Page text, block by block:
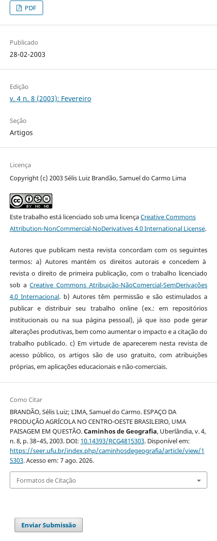
PDF
Publicado
28-02-2003
Edição
v. 4 n. 8 (2003): Fevereiro
Seção
Artigos
Licença
Copyright (c) 2003 Sélis Luiz Brandão, Samuel do Carmo Lima
Este trabalho está licenciado sob uma licençaCreative Commons
Attribution-NonCommercial-NoDerivatives 4.0 International License.
Autores que publicam nesta revista concordam com os seguintes
termos: a) Autores mantém os direitos autorais e concedem à
revista o direito de primeira publicação, com o trabalho licenciado
sob a Creative Commons Atribuição-NãoComercial-SemDerivações
4.0 Internacional. b) Autores têm permissão e são estimulados a
publicar e distribuir seu trabalho online (ex.: em repositórios
institucionais ou na sua página pessoal), já que isso pode gerar
alterações produtivas, bem como aumentar o impacto e a citação do
trabalho publicado. c) Em virtude de aparecerem nesta revista de
acesso público, os artigos são de uso gratuito, com atribuições
próprias, em aplicações educacionais e não-comerciais.
Como Citar
BRANDÃO, Sélis Luiz; LIMA, Samuel do Carmo. ESPAÇO DA
PRODUÇÃO AGRÍCOLA NO CENTRO-OESTE BRASILEIRO, UMA
PAISAGEM EM QUESTÃO.Caminhos de Geografia, Uberlândia, v. 4,
n. 8, p. 38–45, 2003. DOI: 10.14393/RCG4815303. Disponível em:
https://seer.ufu.br/index.php/caminhosdegeografia/article/view/1
5303. Acesso em: 7 ago. 2026.
Formatos de Citação
Enviar Submissão